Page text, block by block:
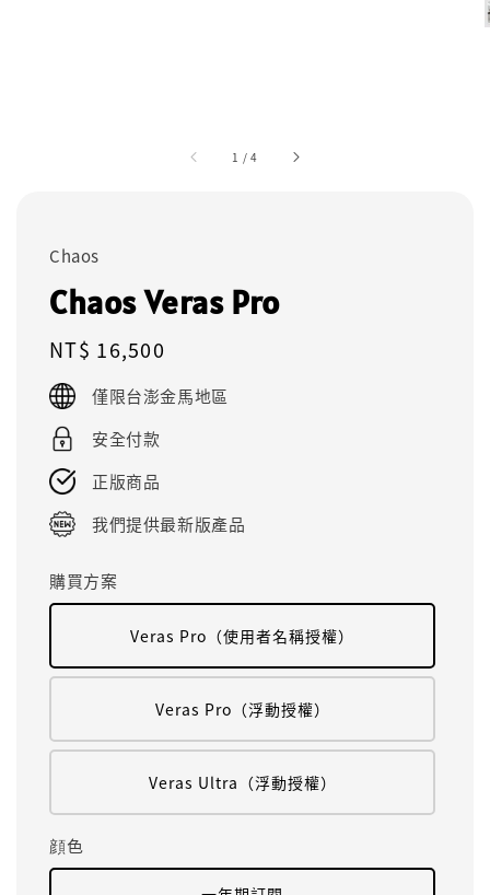
1 /4
Chaos
Chaos Veras Pro
Regular
price
NT$ 16,500
僅限台澎金馬地區
安全付款
正版商品
我們提供最新版產品
購買方案
Veras Pro（使用者名稱授權）
Veras Pro（浮動授權）
Veras Ultra（浮動授權）
顔色